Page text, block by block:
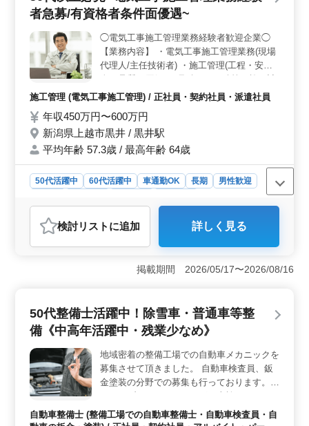
環境で雇用・労災・健康・厚生の福利厚生も充実してい
ます。労働時間や残業も適度に調整されています。これ
により、仕事とプライベートの両立が図れます。 ＜
事業内容＞ 税務コンサルティングを主軸とする企業で
す。組織規模は1,000人規模で、平均年齢は42.7歳、最高
年齢66歳と中高年の方が活躍されています。新潟県上越
市寺町において、専門性の高い業務に携わるチャンスが
広がっています。
者急募/有資格者条件面優遇~
◯電気工事施工管理業務経験者歓迎企業◯
【業務内容】 ・電気工事施工管理業務(現場
代理人/主任技術者) ・施工管理(工程・安
画書作成、各種書類作成、施工図作成 等 ・
設、工場、学校 等 ＊民間工事/公共工事業務
お願いします ＊車通勤可能 ＊交通費全額支
給 ＊家族手当あり ☆50代以上1級電気工事
施工管理技士保有者給与アップ ☆電気工事
施工管理業務に興味ある方お問い合わせ下さ
い ご応募お待ちしております
施工管理 (電気工事施工管理) / 正社員・契約社員・派遣社員
年収450万円〜600万円
新潟県上越市黒井 / 黒井駅
平均年齢 57.3歳 / 最高年齢 64歳
50代活躍中 60代活躍中 車通勤OK 長期
男性歓迎
おすすめポイント
＜50代以上必見の案件＞ 経験豊富な方々に向けた電気
工事施工管理業務の求人です。50代以上の方々が積極的
に活躍できる環境を整えています。経験を活かして更な
るキャリアアップを目指しませんか？ ＜幅広い業務
理や見積もり、施工図作成など、幅広い業務に挑戦でき
ます。民間工事や公共工事を担当し、多岐にわたる経験
を積むことができます。 ＜経験者優遇・充実の待遇
＞ 経験豊富な方には条件面での優遇もございます。特
に1級電気工事施工管理技士保有者には給与アップの特典
もあります。車通勤可能であり、交通費の全額支給も行
っています。家族手当もあり、安心して長期間働くこと
検討リスト に追加 詳しく見る
掲載期間 2026/05/17〜2026/08/16
50代整備士活躍中！除雪車・普通車等整
備《中高年活躍中・残業少なめ》
地域密着の整備工場での自動車メカニックを
募集させて頂きました。 自動車検査員、鈑
金塗装の分野での募集も行っております。
ンス・ドレスアップ整備等を行って頂きま
す。 ※1日3～4台程度の対応を超える事はあ
自動車整備士 (整備工場での自動車整備士・自動車検査員・自